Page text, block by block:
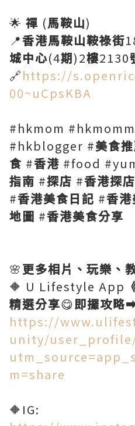
🌟 禪 (馬鞍山)
📍香港馬鞍山鞍祿街
城中心(4期)2樓2130
🔗https://
00~uCpsKBA
#hkmom
#hkblogger #美食
食 #香港 #food
指南 #探店 #香港探店
#香港美食日記 #香
地圖 #香港美食分享
🌸更多相片、玩樂、
🔶 U Lifestyle App
精選分享😋即攞攻略
https://
unity/user_profile/
m=share
🔶IG: